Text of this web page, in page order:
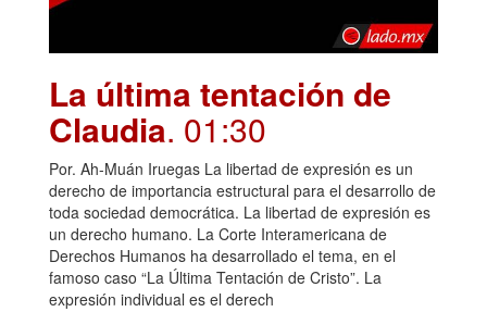
La última tentación de
Claudia. 01:30
Por. Ah-Muán Iruegas La libertad de expresión es un
derecho de importancia estructural para el desarrollo de
toda sociedad democrática. La libertad de expresión es
un derecho humano. La Corte Interamericana de
Derechos Humanos ha desarrollado el tema, en el
famoso caso “La Última Tentación de Cristo”. La
expresión individual es el derech